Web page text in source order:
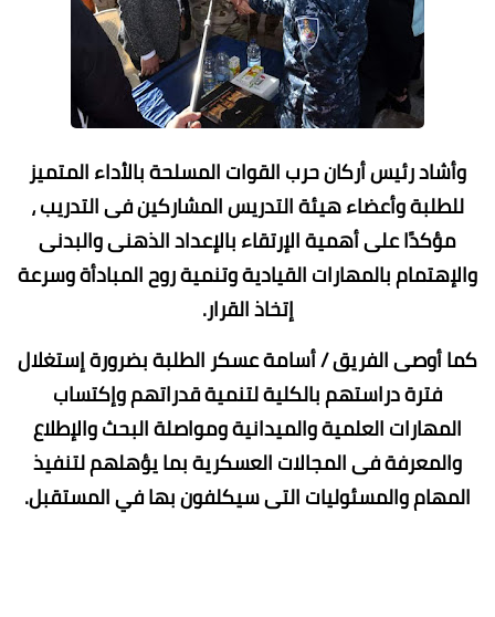
وأشاد رئيس أركان حرب القوات المسلحة بالأداء المتميز
للطلبة وأعضاء هيئة التدريس المشاركين فى التدريب ،
مؤكدًا على أهمية الإرتقاء بالإعداد الذهنى والبدنى
والإهتمام بالمهارات القيادية وتنمية روح المبادأة وسرعة
إتخاذ القرار.
كما أوصى الفريق / أسامة عسكر الطلبة بضرورة إستغلال
فترة دراستهم بالكلية لتنمية قدراتهم وإكتساب
المهارات العلمية والميدانية ومواصلة البحث والإطلاع
والمعرفة فى المجالات العسكرية بما يؤهلهم لتنفيذ
المهام والمسئوليات التى سيكلفون بها في المستقبل.